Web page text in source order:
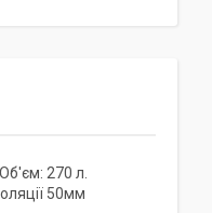
270 л.
50мм